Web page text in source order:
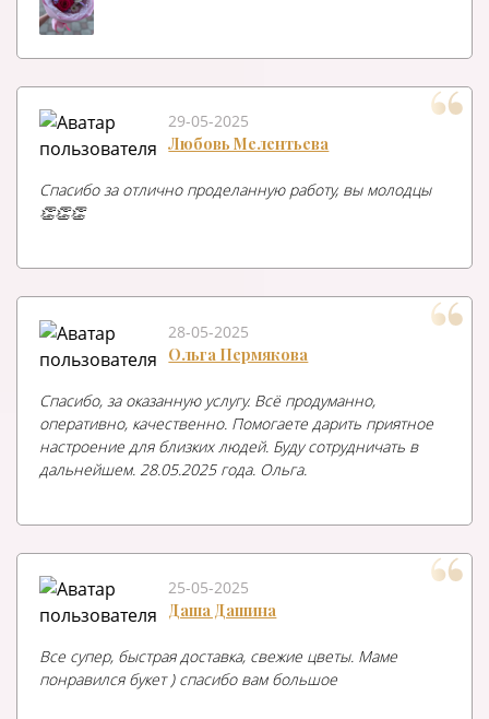
29-05-2025
Любовь Мелентьева
Спасибо за отлично проделанную работу, вы молодцы
👏👏👏
28-05-2025
Ольга Пермякова
Спасибо, за оказанную услугу. Всё продуманно,
оперативно, качественно. Помогаете дарить приятное
настроение для близких людей. Буду сотрудничать в
дальнейшем. 28.05.2025 года. Ольга.
25-05-2025
Даша Дашина
Все супер, быстрая доставка, свежие цветы. Маме
понравился букет ) спасибо вам большое